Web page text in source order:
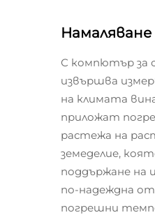
С компютър за
извършва
на климата
приложат
растежа на
земеделие,
поддържане на
по-надеждна
погрешни